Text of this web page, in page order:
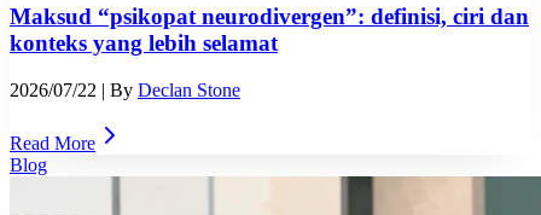
Maksud “psikopat neurodivergen”: definisi, ciri dan
konteks yang lebih selamat
2026/07/22 | By Declan Stone
Read More
Blog